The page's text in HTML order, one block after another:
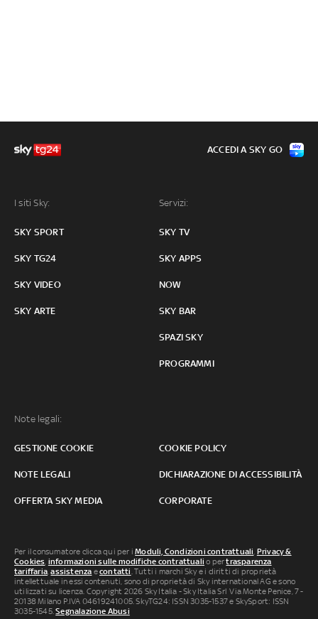
I siti Sky:
SKY SPORT
SKY TG24
SKY VIDEO
SKY ARTE
Servizi:
SKY TV
SKY APPS
NOW
SKY BAR
SPAZI SKY
PROGRAMMI
Note legali:
GESTIONE COOKIE COOKIE POLICY
NOTE LEGALI DICHIARAZIONE DI ACCESSIBILITÀ
OFFERTA SKY MEDIA CORPORATE
ACCEDI A SKY GO
Per il consumatore clicca qui per iModuli, Condizioni contrattuali Privacy &
Cookies informazioni sulle modifiche contrattuali o pertrasparenza
tariffaria ,assistenza econtatti . Tutti i marchi Sky e i diritti di proprietà
intellettuale in essi contenuti, sono di proprietà di Sky international AG e sono
utilizzati su licenza. Copyright 2026 Sky Italia - Sky Italia Srl Via Monte Penice, 7 -
20138 Milano P.IVA 04619241005. SkyTG24: ISSN 3035-1537 e SkySport: ISSN
3035-1545.Segnalazione Abusi